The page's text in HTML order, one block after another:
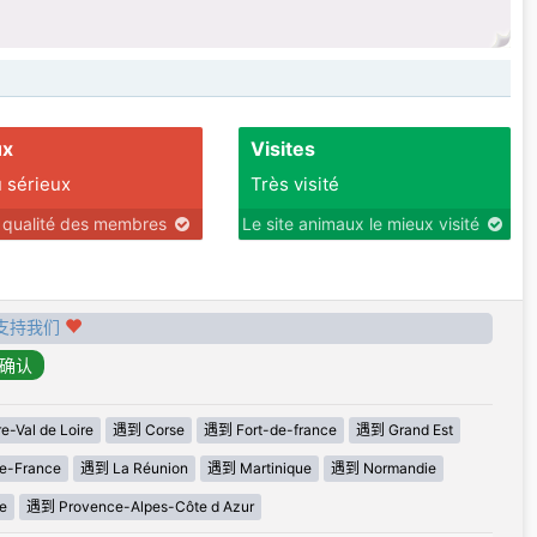
sérieux
des membres
Visites
Très visité
Le site animaux le mieux visité
持我们
Val de Loire 遇到 Corse 遇到 Fort-de-france 遇到 Grand Est
France 遇到 La Réunion 遇到 Martinique 遇到 Normandie
遇到 Provence-Alpes-Côte d Azur